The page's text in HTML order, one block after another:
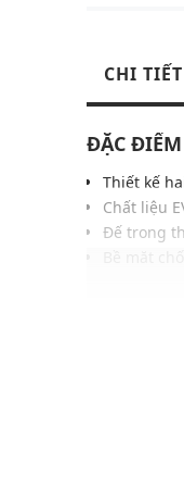
CHI
ĐẶC
Thiết kế
Chất liệu
Đế trong